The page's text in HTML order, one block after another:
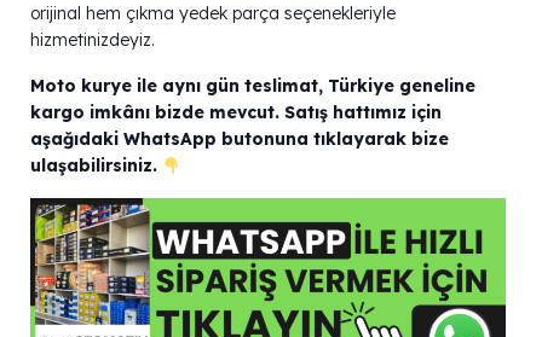
orijinal hem çıkma yedek parça seçenekleriyle
hizmetinizdeyiz.
Moto kurye ile aynı gün teslimat, Türkiye geneline
kargo imkânı bizde mevcut. Satış hattımız için
aşağıdaki WhatsApp butonuna tıklayarak bize
ulaşabilirsiniz.